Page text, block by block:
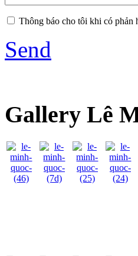
Thông báo cho tôi khi có phản
Send
Gallery Lê